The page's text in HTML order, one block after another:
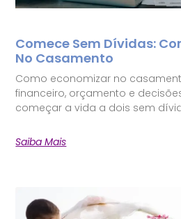
Comece Sem Dívidas:
No Casamento
Como economizar no
financeiro, orçamento e
começar a vida a dois sem
Saiba Mais